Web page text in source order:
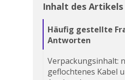
Inhalt des Artikels
Häufig gestellte
Antworten
Verpackungsinhalt:
geflochtenes Kabel